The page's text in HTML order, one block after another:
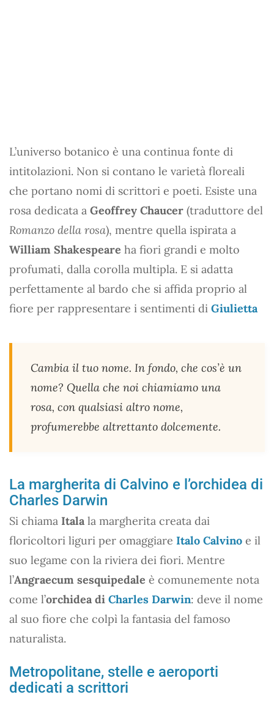
L’universo botanico è una continua fonte di
intitolazioni. Non si contano le varietà floreali
che portano nomi di scrittori e poeti. Esiste una
rosa dedicata a Geoffrey Chaucer (traduttore del
Romanzo della rosa), mentre quella ispirata a
William Shakespeare ha fiori grandi e molto
profumati, dalla corolla multipla. E si adatta
perfettamente al bardo che si affida proprio al
fiore per rappresentare i sentimenti di Giulietta
Cambia il tuo nome. In fondo, che cos’è un
nome? Quella che noi chiamiamo una
rosa, con qualsiasi altro nome,
profumerebbe altrettanto dolcemente.
La margherita di Calvino e l’orchidea di
Charles Darwin
Si chiama Itala la margherita creata dai
floricoltori liguri per omaggiare Italo Calvino e il
suo legame con la riviera dei fiori. Mentre
l’Angraecum sesquipedale è comunemente nota
come l’orchidea di Charles Darwin: deve il nome
al suo fiore che colpì la fantasia del famoso
naturalista.
Metropolitane, stelle e aeroporti
dedicati a scrittori